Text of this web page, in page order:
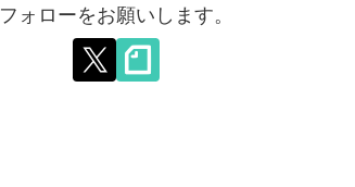
フォローをお願いします。